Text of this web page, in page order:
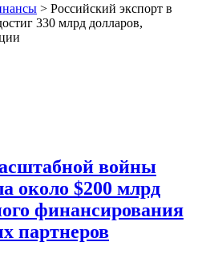
> Российский экспорт в
330 млрд долларов,
войны
около $200 млрд
финансирования
партнеров